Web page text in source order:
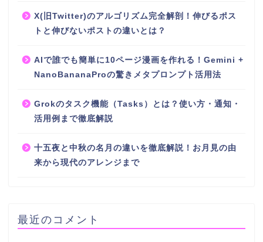
X(旧Twitter)のアルゴリズム完全解剖！伸びるポス
トと伸びないポストの違いとは？
AIで誰でも簡単に10ページ漫画を作れる！Gemini +
NanoBananaProの驚きメタプロンプト活用法
Grokのタスク機能（Tasks）とは？使い方・通知・
活用例まで徹底解説
十五夜と中秋の名月の違いを徹底解説！お月見の由
来から現代のアレンジまで
最近のコメント